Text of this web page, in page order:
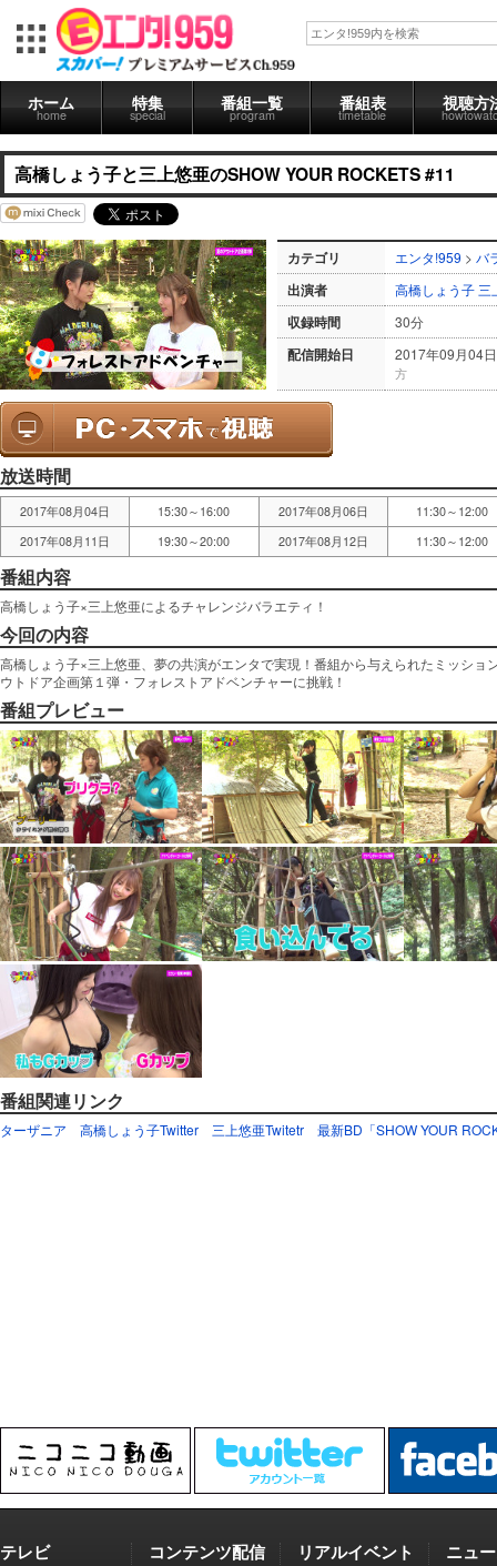
ホーム
home
特集
special
番組一覧
program
番組表
timetable
視聴方
高橋しょう子と三上悠亜のSHOW YOUR ROCKETS #11
カテゴリ エンタ!959 > バ
出演者 高橋しょう子 三
収録時間 30分
配信開始日 2017年09月04日
方
放送時間
2017年08月04日 15:30～16:00 2017年08月06日
11:30～12:00
2017年08月11日
19:30～20:00 2017年08月12日 11:30～12:00
番組内容
高橋しょう子×三上悠亜によるチャレンジバラエティ！
今回の内容
高橋しょう子×三上悠亜、夢の共演がエンタで実現！番組から与えられたミッシ
ウトドア企画第１弾・フォレストアドベンチャーに挑戦！
番組プレビュー
番組関連リンク
ターザニア 高橋しょう子Twitter 三上悠亜Twitetr 最新BD「SHOW YOUR
テレビ コンテンツ配信 リアルイベント ニュ